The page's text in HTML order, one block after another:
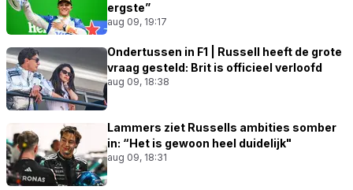
ergste”
aug 09, 19:17
Ondertussen in F1 | Russell heeft de grote
vraag gesteld: Brit is officieel verloofd
aug 09, 18:38
Lammers ziet Russells ambities somber
in: “Het is gewoon heel duidelijk"
aug 09, 18:31